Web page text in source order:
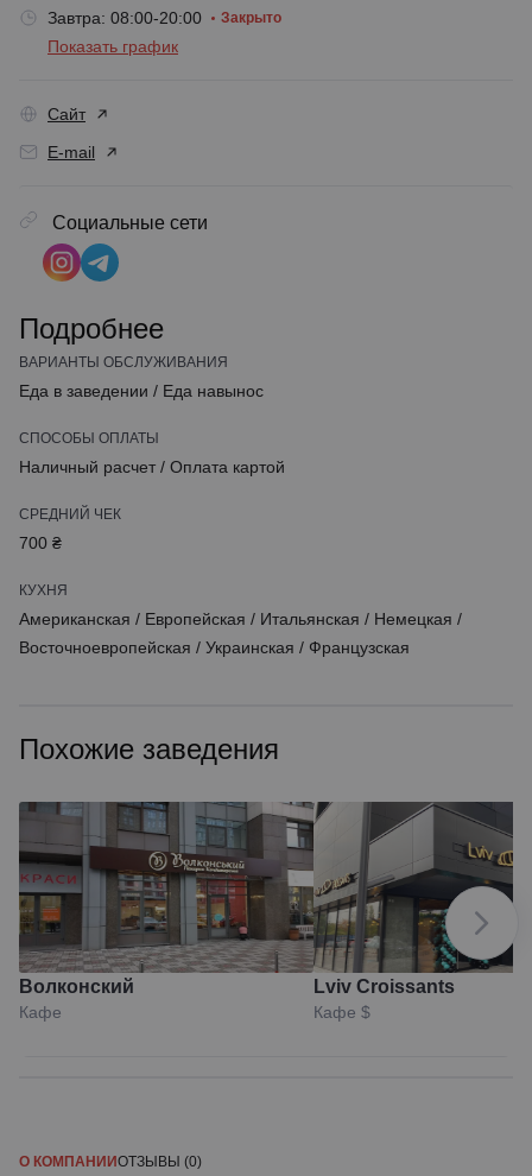
Завтра: 08:00-20:00 Закрыто
Показать график
Сайт
E-mail
Социальные сети
Подробнее
ВАРИАНТЫ ОБСЛУЖИВАНИЯ
Еда в заведении / Еда навынос
СПОСОБЫ ОПЛАТЫ
Наличный расчет / Оплата картой
СРЕДНИЙ ЧЕК
700 ₴
КУХНЯ
Американская / Европейская / Итальянская / Немецкая /
Восточноевропейская / Украинская / Французская
Похожие заведения
Волконский
Кафе
Lviv Croissants
Кафе $
О КОМПАНИИОТЗЫВЫ (0)